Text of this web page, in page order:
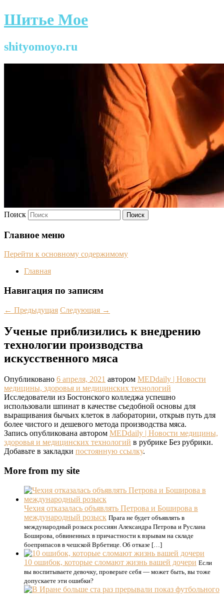
Шитье Мое
shityomoyo.ru
Поиск
Главное меню
Перейти к основному содержимому
Главная
Навигация по записям
← Предыдущая Следующая →
Ученые приблизились к внедрению
технологии производства
искусственного мяса
Опубликовано 6 апреля, 2021 автором MEDdaily | Hовости
медицины, здоровья и медицинских технологий
Исследователи из Бостонского колледжа успешно
использовали шпинат в качестве съедобной основы для
выращивания бычьих клеток в лаборатории, открыв путь для
более чистого и дешевого метода производства мяса.
Запись опубликована автором MEDdaily | Hовости медицины,
здоровья и медицинских технологий в рубрике Без рубрики.
Добавьте в закладки постоянную ссылку.
More from my site
Чехия отказалась объявлять Петрова и Боширова в
международный розыск Прага не будет объявлять в
международный розыск россиян Александра Петрова и Руслана
Боширова, обвиненных в причастности к взрывам на складе
боеприпасов в чешской Врбетице. Об отказе […]
10 ошибок, которые сломают жизнь вашей дочери Если
вы воспитываете девочку, проверьте себя — может быть, вы тоже
допускаете эти ошибки?